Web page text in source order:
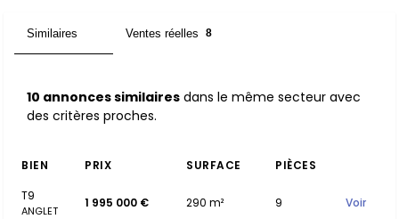
Similaires Ventes réelles 8
10 annonces similaires dans le même secteur avec
des critères proches.
BIEN PRIX SURFACE
PIÈCES
T9
ANGLET
1 995 000 € 290 m² 9 Voir